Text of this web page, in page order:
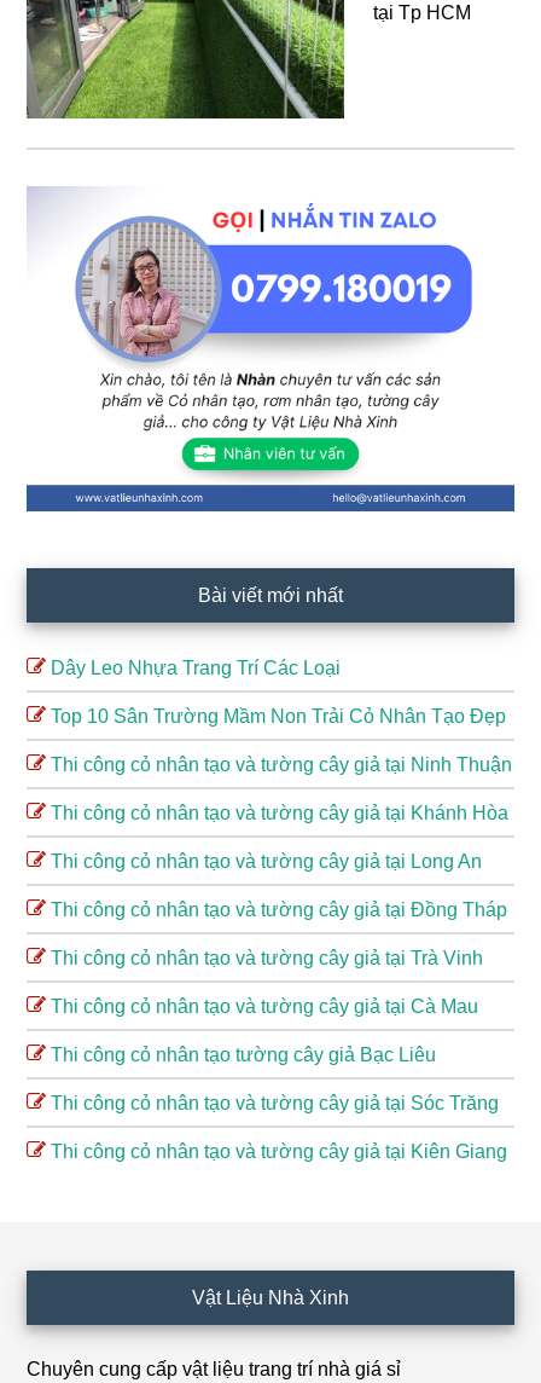
tại Tp HCM
chính
Bài viết mới nhất
Dây Leo Nhựa Trang Trí Các Loại
Top 10 Sân Trường Mầm Non Trải Cỏ Nhân Tạo Đẹp
Thi công cỏ nhân tạo và tường cây giả tại Ninh Thuận
Thi công cỏ nhân tạo và tường cây giả tại Khánh Hòa
Thi công cỏ nhân tạo và tường cây giả tại Long An
Thi công cỏ nhân tạo và tường cây giả tại Đồng Tháp
Thi công cỏ nhân tạo và tường cây giả tại Trà Vinh
Thi công cỏ nhân tạo và tường cây giả tại Cà Mau
Thi công cỏ nhân tạo tường cây giả Bạc Liêu
Thi công cỏ nhân tạo và tường cây giả tại Sóc Trăng
Thi công cỏ nhân tạo và tường cây giả tại Kiên Giang
Vật Liệu Nhà Xinh
Chuyên cung cấp vật liệu trang trí nhà giá sỉ